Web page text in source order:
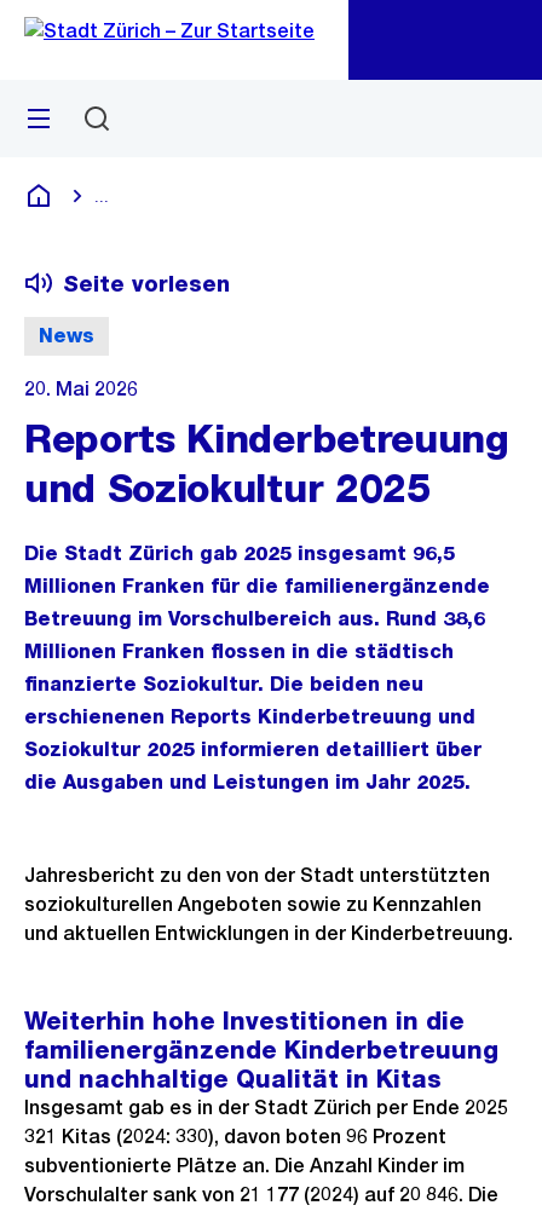
Navigation
Sprunglink
Menü
Deutsch
News
Seite vorlesen
20. Mai 2026
Reports Kinderbetreuung
und Soziokultur 2025
Die Stadt Zürich gab 2025 insgesamt 96,5
Millionen Franken für die familienergänzende
Betreuung im Vorschulbereich aus. Rund 38,6
Millionen Franken flossen in die städtisch
finanzierte Soziokultur. Die beiden neu
erschienenen Reports Kinderbetreuung und
Soziokultur 2025 informieren detailliert über
die Ausgaben und Leistungen im Jahr 2025.
Jahresbericht zu den von der Stadt unterstützten
soziokulturellen Angeboten sowie zu Kennzahlen
und aktuellen Entwicklungen in der Kinderbetreuung.
Weiterhin hohe Investitionen in die
familienergänzende Kinderbetreuung
und nachhaltige Qualität in Kitas
Insgesamt gab es in der Stadt Zürich per Ende 2025
321 Kitas (2024: 330), davon boten 96 Prozent
subventionierte Plätze an. Die Anzahl Kinder im
Vorschulalter sank von 21 177 (2024) auf 20 846. Die